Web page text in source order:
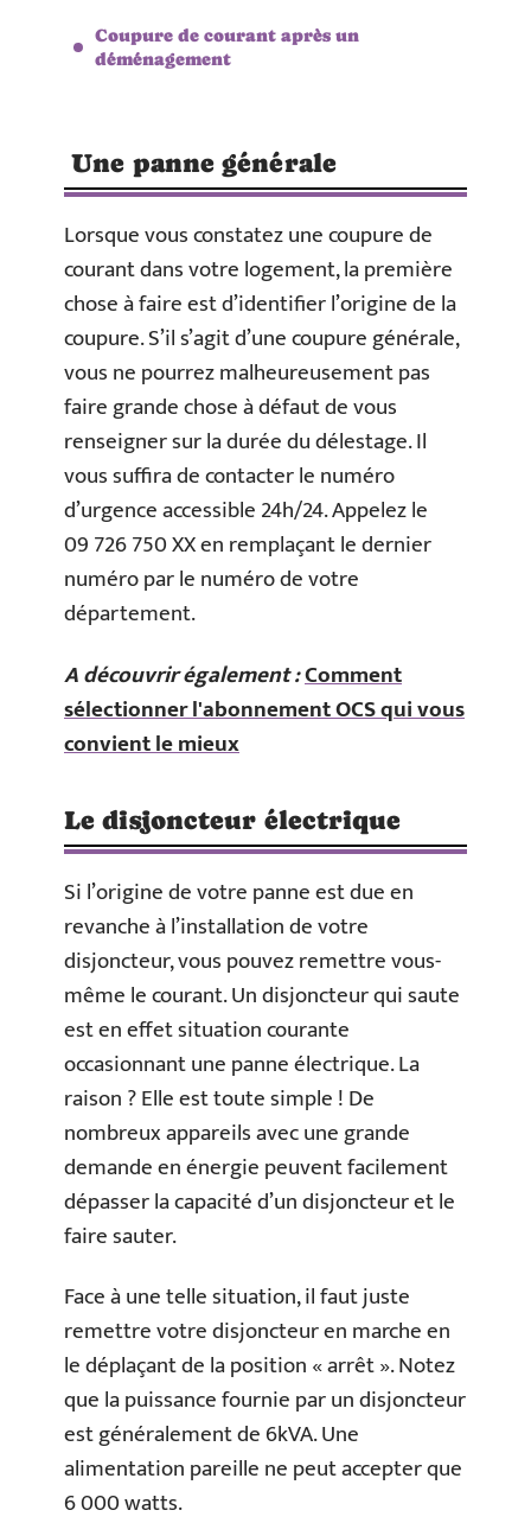
Coupure de courant après un
déménagement
Une panne générale
Lorsque vous constatez une coupure de
courant dans votre logement, la première
chose à faire est d’identifier l’origine de la
coupure. S’il s’agit d’une coupure générale,
vous ne pourrez malheureusement pas
faire grande chose à défaut de vous
renseigner sur la durée du délestage. Il
vous suffira de contacter le numéro
d’urgence accessible 24h/24. Appelez le
09 726 750 XX en remplaçant le dernier
numéro par le numéro de votre
département.
A découvrir également :Comment
sélectionner l'abonnement OCS qui vous
convient le mieux
Le disjoncteur électrique
Si l’origine de votre panne est due en
revanche à l’installation de votre
disjoncteur, vous pouvez remettre vous-
même le courant. Un disjoncteur qui saute
est en effet situation courante
occasionnant une panne électrique. La
raison ? Elle est toute simple ! De
nombreux appareils avec une grande
demande en énergie peuvent facilement
dépasser la capacité d’un disjoncteur et le
faire sauter.
Face à une telle situation, il faut juste
remettre votre disjoncteur en marche en
le déplaçant de la position « arrêt ». Notez
que la puissance fournie par un disjoncteur
est généralement de 6kVA. Une
alimentation pareille ne peut accepter que
6 000 watts.